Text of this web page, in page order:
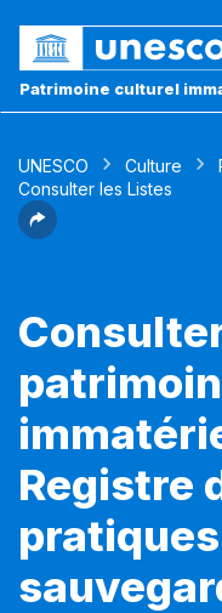
Patrimoine culturel
UNESCO Culture
Consulter les Listes
Registre